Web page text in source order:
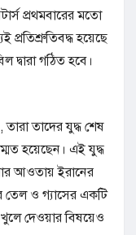
প্রথমবারের মতো
প্রতিশ্রুতিবদ্ধ হয়েছে
দ্বারা গঠিত হবে।
তারা তাদের যুদ্ধ শেষ
হয়েছেন। এই যুদ্ধ
আওতায় ইরানের
তেল ও গ্যাসের একটি
দেওয়ার বিষয়েও